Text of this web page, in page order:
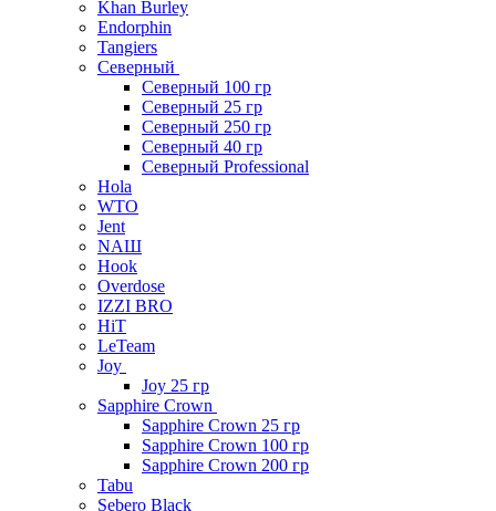
Khan Burley
Endorphin
Tangiers
Северный
Северный 100 гр
Северный 25 гр
Северный 250 гр
Северный 40 гр
Северный Professional
Hola
WTO
Jent
NAШ
Hook
Overdose
IZZI BRO
HiT
LeTeam
Joy
Joy 25 гр
Sapphire Crown
Sapphire Crown 25 гр
Sapphire Crown 100 гр
Sapphire Crown 200 гр
Tabu
Sebero Black